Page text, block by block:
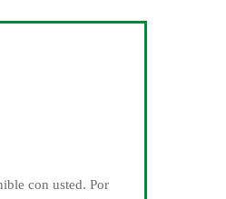
con usted. Por